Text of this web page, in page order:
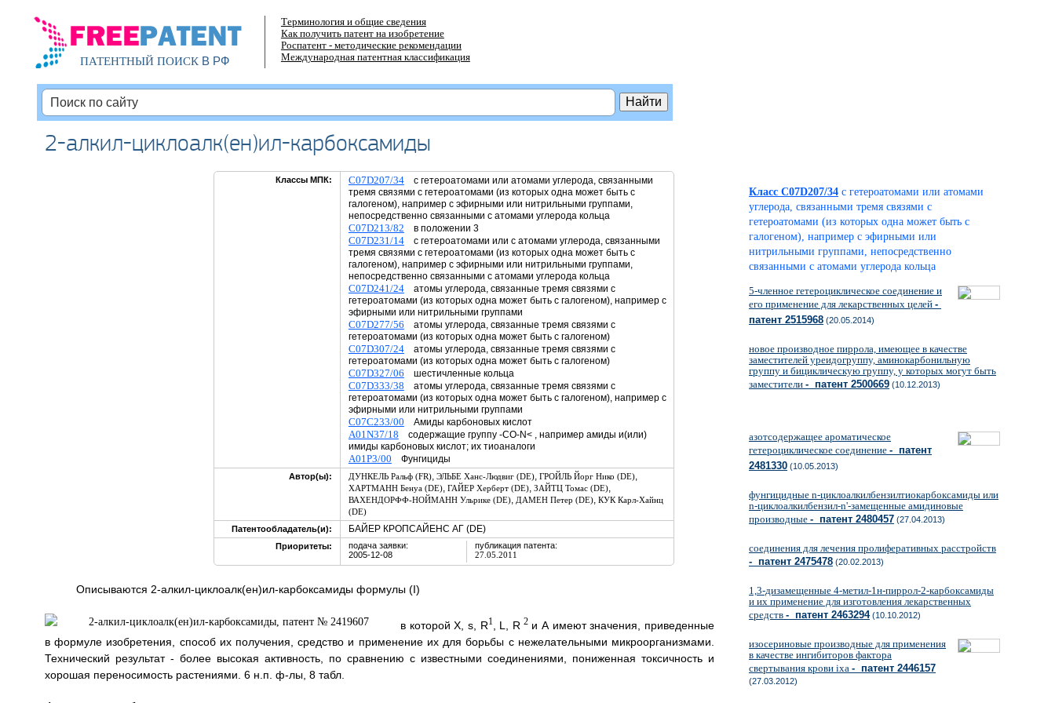
ПАТЕНТНЫЙ ПОИСКВ РФ
Терминология и общие сведения
Как получить патент на изобретение
Роспатент - методические рекомендации
Международная патентная классификация
2-алкил-циклоалк(ен)ил-карбоксамиды
Классы МПК: C07D207/34с гетероатомами или атомами углерода, связанными
тремя связями с гетероатомами (из которых одна может быть с
галогеном), например с эфирными или нитрильными группами,
непосредственно связанными с атомами углерода кольца
C07D213/82 в положении 3
C07D231/14с гетероатомами или с атомами углерода, связанными
тремя связями с гетероатомами (из которых одна может быть с
галогеном), например с эфирными или нитрильными группами,
непосредственно связанными с атомами углерода кольца
C07D241/24атомы углерода, связанные тремя связями с
гетероатомами (из которых одна может быть с галогеном), например с
эфирными или нитрильными группами
C07D277/56 атомы углерода, связанные тремя связями с
гетероатомами (из которых одна может быть с галогеном)
C07D307/24атомы углерода, связанные тремя связями с
гетероатомами (из которых одна может быть с галогеном)
C07D327/06 шестичленные кольца
C07D333/38 атомы углерода, связанные тремя связями с
гетероатомами (из которых одна может быть с галогеном), например с
эфирными или нитрильными группами
C07C233/00 Амиды карбоновых кислот
A01N37/18 содержащие группу -CO-N< , например амиды и(или)
имиды карбоновых кислот; их тиоаналоги
A01P3/00 Фунгициды
Автор(ы): ДУНКЕЛЬ Ральф (FR), ЭЛЬБЕ Ханс-Людвиг (DE), ГРОЙЛЬ Йорг Нико (DE),
ХАРТМАНН Бенуа (DE), ГАЙЕР Херберт (DE), ЗАЙТЦ Томас (DE),
ВАХЕНДОРФФ-НОЙМАНН Ульрике (DE), ДАМЕН Петер (DE), КУК Карл-Хайнц
(DE)
Патентообладатель(и):
БАЙЕР КРОПСАЙЕНС АГ (DE)
Приоритеты:
подача заявки:
2005-12-08
публикация патента:
27.05.2011
Описываются 2-алкил-циклоалк(ен)ил-карбоксамиды формулы (I)
в которой X, s, R1, L, R 2и А имеют значения, приведенные
в формуле изобретения, способ их получения, средство и применение их для борьбы с нежелательными микроорганизмами.
Технический результат - более высокая активность, по сравнению с известными соединениями, пониженная токсичность и
хорошая переносимость растениями. 6 н.п. ф-лы, 8 табл.
Класс C07D207/34 с гетероатомами или атомами
углерода, связанными тремя связями с
гетероатомами (из которых одна может быть с
галогеном), например с эфирными или
нитрильными группами, непосредственно
связанными с атомами углерода кольца
5-членное гетероциклическое соединение и
его применение для лекарственных целей -
патент 2515968 (20.05.2014)
новое производное пиррола, имеющее в качестве
заместителей уреидогруппу, аминокарбонильную
группу и бициклическую группу, у которых могут быть
заместители - патент 2500669 (10.12.2013)
азотсодержащее ароматическое
гетероциклическое соединение - патент
2481330 (10.05.2013)
фунгицидные n-циклоалкилбензилтиокарбоксамиды или
n-циклоалкилбензил-n'-замещенные амидиновые
производные - патент 2480457 (27.04.2013)
соединения для лечения пролиферативных расстройств
- патент 2475478 (20.02.2013)
1,3-дизамещенные 4-метил-1н-пиррол-2-карбоксамиды
и их применение для изготовления лекарственных
средств - патент 2463294(10.10.2012)
изосериновые производные для применения
в качестве ингибиторов фактора
свертывания крови ixa - патент 2446157
(27.03.2012)